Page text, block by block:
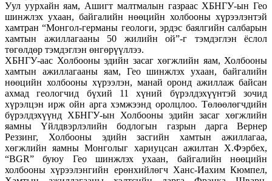
Уул уурхайн яам, Ашигт малтмалын газраас ХБНГУ-ын Гео
шинжлэх ухаан, байгалийн нөөцийн холбооны хүрээлэнтэй
хамтран “Монгол-германы геологи, эрдэс баялгийн салбарын
хамтын ажиллагааны 50 жилийн ой”-г тэмдэглэн ёслол
төгөлдөр тэмдэглэн өнгөрүүллээ.
ХБНГУ-аас Холбооны эдийн засаг хөгжлийн яам, Холбооны
хамтын ажиллагааны яам, Гео шинжлэх ухаан, байгалийн
нөөцийн холбооны хүрээлэн, манай оронд ажиллаж байсан
ахмад геологчид бүхий 11 хүний бүрэлдэхүүнтэй зочид
хүрэлцэн ирж ойн арга хэмжээнд оролцлоо. Төлөөлөгчдийн
бүрэлдэхүүнд ХБНГУ-ын Холбооны эдийн засаг хөгжлийн
яамны Үйлдвэрлэлийн бодлогын газрын дарга Вернер
Реззинг, Холбооны эдийн засгийн хамтын ажиллагаа,
хөгжлийн яамны Монголыг хариуцсан ажилтан Х.Фэрбех,
“BGR” буюу Гео шинжлэх ухаан, байгалийн нөөцийн
холбооны хүрээлэнгийн ерөнхийлөгч Ханс-Иахим Кюмпел,